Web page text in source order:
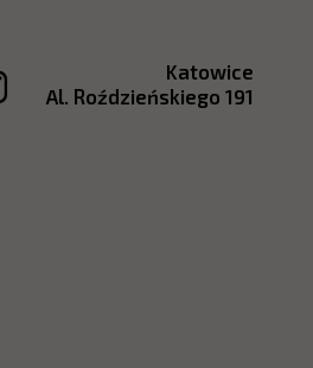
Katowice
Al. Roździeńskiego 191